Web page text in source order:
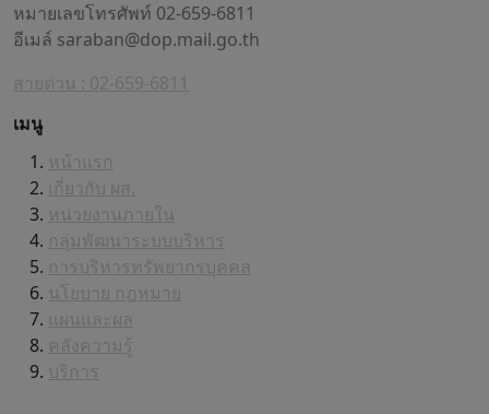
หมายเลขโทรศัพท์ 02-659-6811
อีเมล์ saraban@dop.mail.go.th
สายด่วน : 02-659-6811
เมนู
หน้าแรก
เกี่ยวกับ ผส.
หน่วยงานภายใน
กลุ่มพัฒนาระบบบริหาร
การบริหารทรัพยากรบุคคล
นโยบาย กฎหมาย
แผนและผล
คลังความรู้
บริการ